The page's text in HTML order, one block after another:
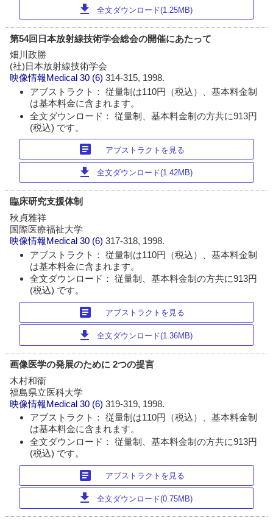
download 全文ダウンロード(1.25MB)
第54回日本放射線技術学会総会の開催にあたって
畑川政勝
(社)日本放射線技術学会
映像情報Medical 30 (6)314-315, 1998.
アブストラクト： 従量制は110円（税込）、基本料金制
は基本料金に含まれます。
全文ダウンロード： 従量制、基本料金制の方共に913円
(税込) です。
article アブストラクトを見る
download 全文ダウンロード(1.42MB)
臨床研究支援体制
秋貞雅祥
国際医療福祉大学
映像情報Medical 30 (6)317-318, 1998.
アブストラクト： 従量制は110円（税込）、基本料金制
は基本料金に含まれます。
全文ダウンロード： 従量制、基本料金制の方共に913円
(税込) です。
article アブストラクトを見る
download 全文ダウンロード(1.36MB)
画像医学の発展のために 2つの提言
木村和衞
福島県立医科大学
映像情報Medical 30 (6)319-319, 1998.
アブストラクト： 従量制は110円（税込）、基本料金制
は基本料金に含まれます。
全文ダウンロード： 従量制、基本料金制の方共に913円
(税込) です。
article アブストラクトを見る
download 全文ダウンロード(0.75MB)